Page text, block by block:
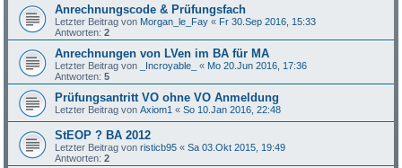
Anrechnungscode & Prüfungsfach
Letzter Beitrag von Morgan_le_Fay « Fr 30.Sep 2016, 15:33
Antworten:2
Anrechnungen von LVen im BA für MA
Letzter Beitrag von _Incroyable_ « Mo 20.Jun 2016, 17:36
Antworten:5
Prüfungsantritt VO ohne VO Anmeldung
Letzter Beitrag vonAxiom1 «So 10.Jan 2016, 22:48
StEOP ? BA 2012
Letzter Beitrag vonristicb95 «Sa 03.Okt 2015, 19:49
Antworten:2